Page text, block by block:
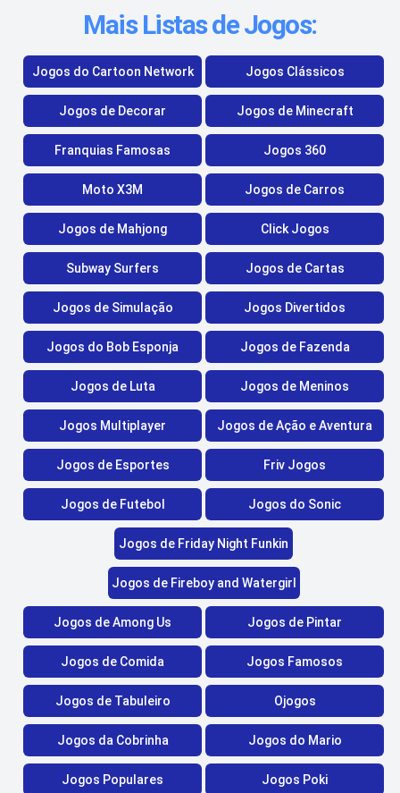
Mais Listas de Jogos:
Jogos do Cartoon Network Jogos Clássicos
Jogos de Decorar Jogos de Minecraft
Franquias Famosas Jogos 360
Moto X3M Jogos de Carros
Jogos de Mahjong Click Jogos
Subway Surfers Jogos de Cartas
Jogos de Simulação Jogos Divertidos
Jogos do Bob Esponja Jogos de Fazenda
Jogos de Luta Jogos de Meninos
Jogos Multiplayer Jogos de Ação e Aventura
Jogos de Esportes Friv Jogos
Jogos de Futebol Jogos do Sonic
Jogos de Friday Night Funkin
Jogos de Fireboy and Watergirl
Jogos de Among Us Jogos de Pintar
Jogos de Comida Jogos Famosos
Jogos de Tabuleiro Ojogos
Jogos da Cobrinha Jogos do Mario
Jogos Populares Jogos Poki